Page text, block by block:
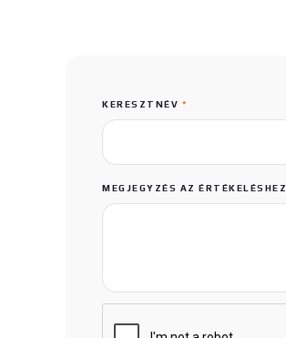
KERESZTNÉV *
MEGJEGYZÉS AZ ÉRTÉKELÉSHEZ